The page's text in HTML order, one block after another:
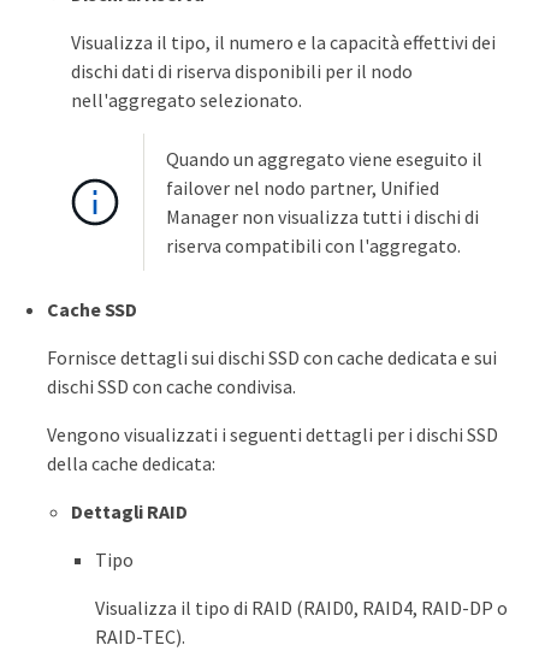
Visualizza il tipo, il numero e la capacità effettivi dei
dischi dati di riserva disponibili per il nodo
nell'aggregato selezionato.
Quando un aggregato viene eseguito il
failover nel nodo partner, Unified
Manager non visualizza tutti i dischi di
riserva compatibili con l'aggregato.
Cache SSD
Fornisce dettagli sui dischi SSD con cache dedicata e sui
dischi SSD con cache condivisa.
Vengono visualizzati i seguenti dettagli per i dischi SSD
della cache dedicata:
Dettagli RAID
Tipo
Visualizza il tipo di RAID (RAID0, RAID4, RAID-DP o
RAID-TEC).